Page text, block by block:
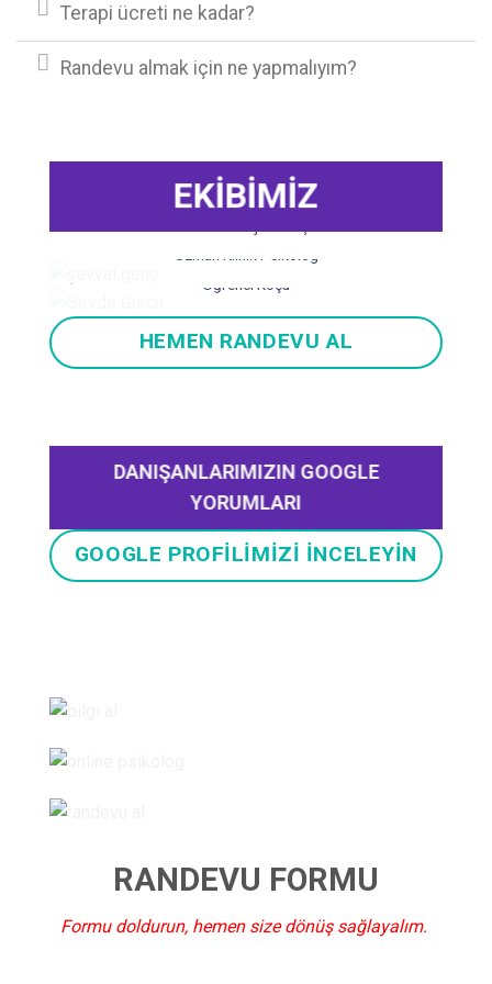
Terapi ücreti ne kadar?
Randevu almak için ne yapmalıyım?
EKİBİMİZ
Zülal Nur ALMASARANI
Şevval GENÇ
Uzman Klinik Psikolog
Sevde GÜRCÜ
Öğrenci Koçu
HEMEN RANDEVU AL
DANIŞANLARIMIZIN GOOGLE
YORUMLARI
GOOGLE PROFİLİMİZİ İNCELEYİN
RANDEVU FORMU
Formu doldurun, hemen size dönüş sağlayalım.